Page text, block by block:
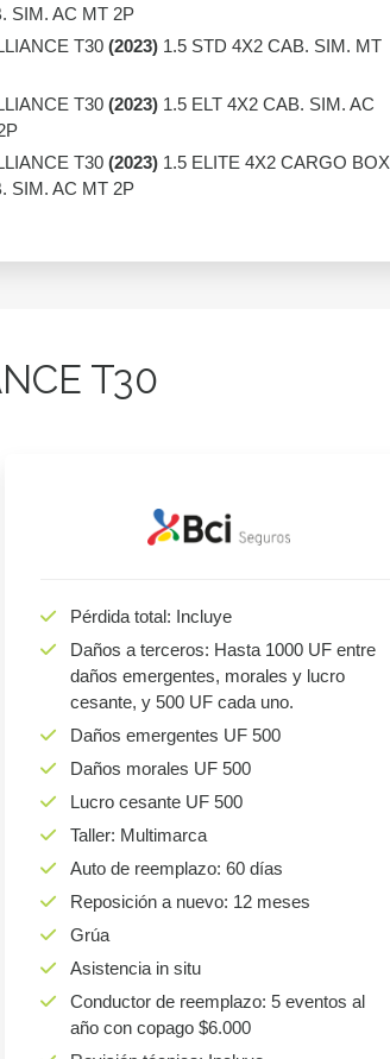
SIM. AC MT 2P
T30 (2023) 1.5 STD 4X2 CAB. SIM. MT
T30 (2023) 1.5 ELT 4X2 CAB. SIM. AC
T30 (2023) 1.5 ELITE 4X2 CARGO BOX
SIM. AC MT 2P
T30
Pérdida total: Incluye
Daños a terceros: Hasta 1000 UF entre
daños emergentes, morales y lucro
cesante, y 500 UF cada uno.
Daños emergentes UF 500
Daños morales UF 500
Lucro cesante UF 500
Taller: Multimarca
Auto de reemplazo: 60 días
Reposición a nuevo: 12 meses
Grúa
Asistencia in situ
Conductor de reemplazo: 5 eventos al
año con copago $6.000